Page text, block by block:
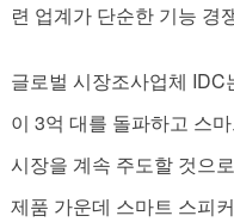
련 업계가 단순한 기능 경
글로벌 시장조사업체
이 3억 대를 돌파하고 스
시장을 계속 주도할 것으
제품 가운데 스마트 스피